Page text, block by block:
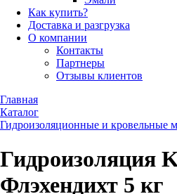
Как купить?
Доставка и разгрузка
О компании
Контакты
Партнеры
Отзывы клиентов
Главная
Каталог
Гидроизоляционные и кровельные
Гидроизоляция
Флэхендихт 5 кг